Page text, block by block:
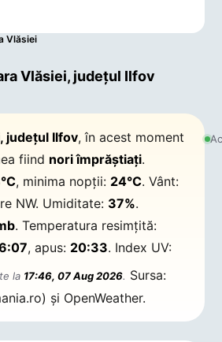
Vlăsiei
Vlăsiei, județul Ilfov
județul Ilfov, în acest moment
fiind nori împrăștiați.
, minima nopții: 24°C. Vânt:
NW. Umiditate: 37%.
. Temperatura resimțită:
, apus: 20:33. Index UV:
la 17:46, 07 Aug 2026. Sursa:
și OpenWeather.